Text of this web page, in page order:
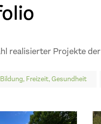
realisierter Projekte der
Bildung, Freizeit, Gesundheit